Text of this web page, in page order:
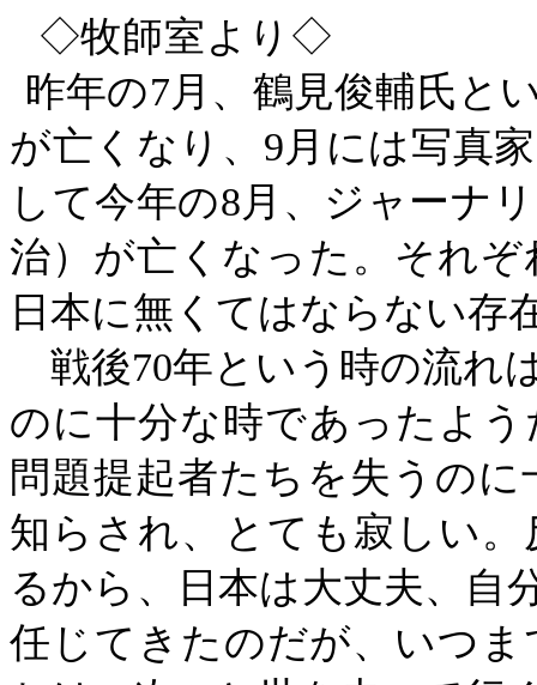
◇牧師室より ◇
昨年の7月、鶴見俊輔氏と
が亡くなり、 9月には写真
して今年の8月、ジャーナ
治）が亡くなった。それ
日本に無くてはならない存
戦後70年という時の流れ
のに十分な時であったよ
問題提起者たちを失うの
知らされ、とても寂しい
るから、日本は大丈夫、自
任じてきたのだが、いつ